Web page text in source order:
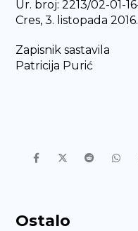
Ur. broj: 2213/02-01-
Cres, 3. listopada 2016.
Zapisnik sastavila
Patricija Purić
Ostalo